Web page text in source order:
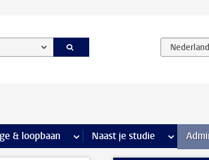
studieactiviteiten pagina’s
& loopbaan meer Stage & loopbaan pagina’s
Naast je studie meer